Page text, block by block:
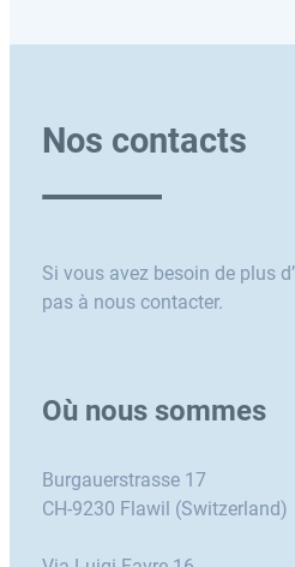
Nos contacts
Si vous avez besoin de plus
pas à nous contacter.
Où nous sommes
Burgauerstrasse 17
CH-9230 Flawil (Switzerland)